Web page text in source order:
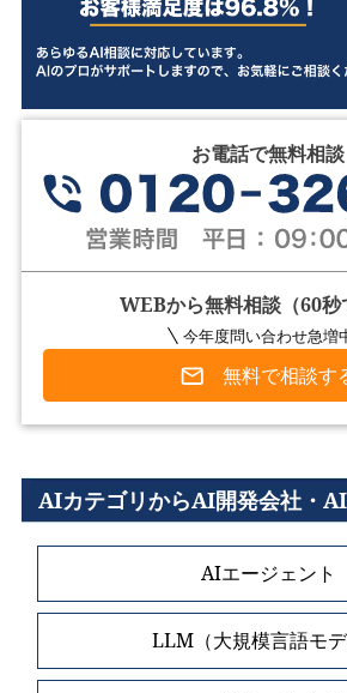
お電話で無料相談
WEBから無料相談（60秒
今年度問い合わせ急増
無料で相談す
AIカテゴリからAI開発会社・
AIエージェント
LLM（大規模言語モデ